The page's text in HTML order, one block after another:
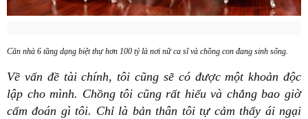
Căn nhà 6 tầng dạng biệt thự hơn 100 tỷ là nơi nữ ca sĩ và chồng con đang sinh sống.
Về vấn đề tài chính, tôi cũng sẽ có được một khoản độc
lập cho mình. Chồng tôi cũng rất hiểu và chẳng bao giờ
cấm đoán gì tôi. Chỉ là bản thân tôi tự cảm thấy ái ngại